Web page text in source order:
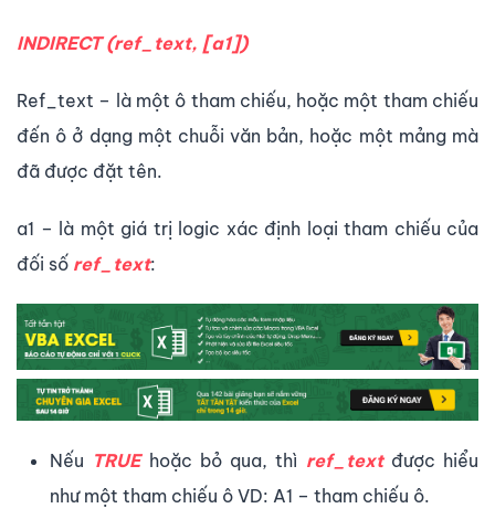
INDIRECT (ref_text, [a1])
Ref_text – là một ô tham chiếu, hoặc một tham chiếu
đến ô ở dạng một chuỗi văn bản, hoặc một mảng mà
đã được đặt tên.
a1 – là một giá trị logic xác định loại tham chiếu của
đối số ref_text:
Nếu TRUEhoặc bỏ qua, thì ref_text được hiểu
như một tham chiếu ô VD: A1 – tham chiếu ô.